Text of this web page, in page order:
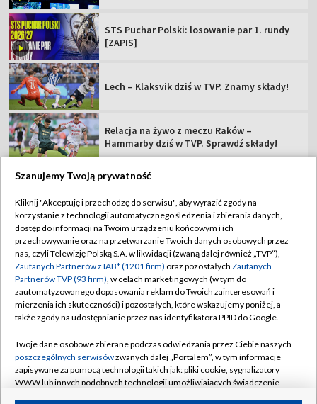
STS Puchar Polski: losowanie par 1. rundy
[ZAPIS]
Lech – Klaksvik dziś w TVP. Znamy składy!
Relacja na żywo z meczu Raków –
Hammarby dziś w TVP. Sprawdź składy!
TVP
Abonament TVP
Sklep TVP
Biuro Reklamy
Oferta Handlowa
Emisja w TVP
Rada Programowa
Ogłoszenia przetargowe
Regulamin TVP
Polityka prywatności
Moje zgody
Biuro reklamy
Kanały
Szanujemy Twoją prywatność
Kliknij "Akceptuję i przechodzę do serwisu", aby wyrazić zgody na
korzystanie z technologii automatycznego śledzenia i zbierania danych,
dostęp do informacji na Twoim urządzeniu końcowym i ich
przechowywanie oraz na przetwarzanie Twoich danych osobowych przez
nas, czyli Telewizję Polską S.A. w likwidacji (zwaną dalej również „TVP”),
Zaufanych Partnerów z IAB* (1201 firm) oraz pozostałych Zaufanych
Partnerów TVP (93 firm), w celach marketingowych (w tym do
zautomatyzowanego dopasowania reklam do Twoich zainteresowań i
mierzenia ich skuteczności) i pozostałych, które wskazujemy poniżej, a
także zgody na udostępnianie przez nas identyfikatora PPID do Google.
Twoje dane osobowe zbierane podczas odwiedzania przez Ciebie naszych
poszczególnych serwisówzwanych dalej „Portalem”, w tym informacje
zapisywane za pomocą technologii takich jak: pliki cookie, sygnalizatory
WWW lub innych podobnych technologii umożliwiających świadczenie